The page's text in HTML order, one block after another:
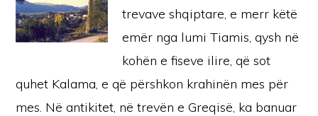
trevave shqiptare, e merr këtë
emër nga lumi Tiamis, qysh në
kohën e fiseve ilire, që sot
quhet Kalama, e që përshkon krahinën mes për
mes. Në antikitet, në trevën e Greqisë, ka banuar